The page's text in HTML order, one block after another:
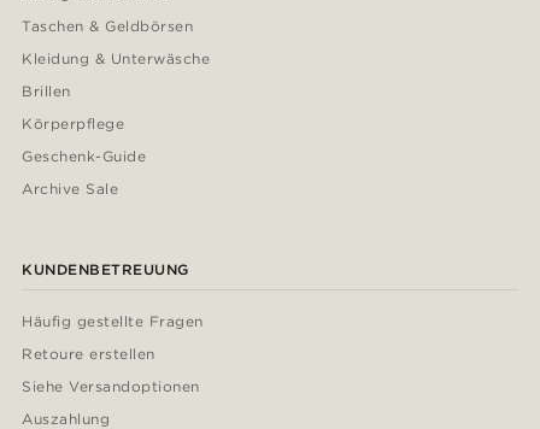
Taschen & Geldbörsen
Kleidung & Unterwäsche
Brillen
Körperpflege
Geschenk-Guide
Archive Sale
KUNDENBETREUUNG
Häufig gestellte Fragen
Retoure erstellen
Siehe Versandoptionen
Auszahlung